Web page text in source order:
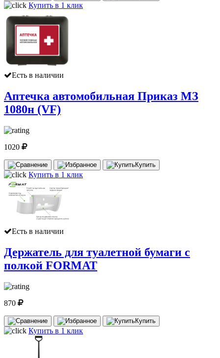
Купить в 1 клик
Есть в наличии
Аптечка автомобильная Приказ МЗ
1080н (VF)
1020
Купить
Купить в 1 клик
Есть в наличии
Держатель для туалетной бумаги с
полкой FORMAT
870
Купить
Купить в 1 клик